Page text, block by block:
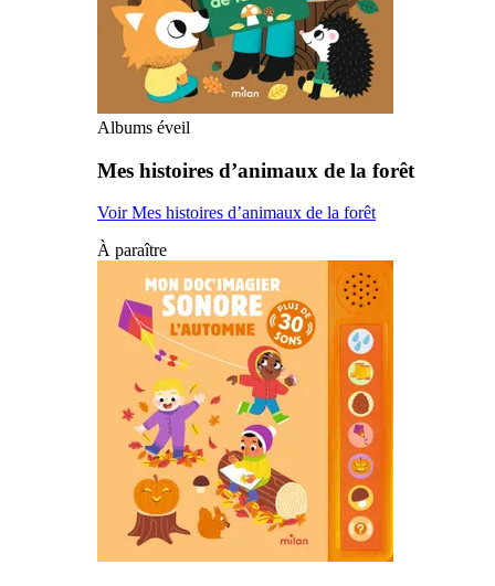
Albums éveil
Mes histoires d’animaux de la forêt
Voir Mes histoires d’animaux de la forêt
À paraître